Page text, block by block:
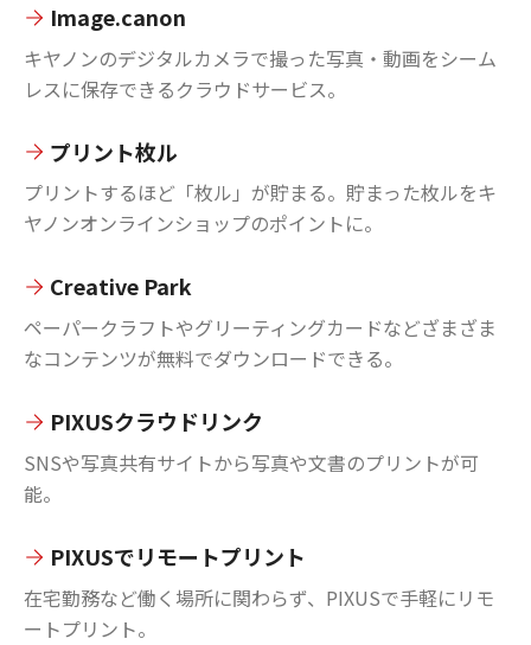
Image.canon
キヤノンのデジタルカメラで撮った写真・動画をシーム
レスに保存できるクラウドサービス。
プリント枚ル
プリントするほど「枚ル」が貯まる。貯まった枚ルをキ
ヤノンオンラインショップのポイントに。
Creative Park
ペーパークラフトやグリーティングカードなどざまざま
なコンテンツが無料でダウンロードできる。
PIXUSクラウドリンク
SNSや写真共有サイトから写真や文書のプリントが可
能。
PIXUSでリモートプリント
在宅勤務など働く場所に関わらず、PIXUSで手軽にリモ
ートプリント。